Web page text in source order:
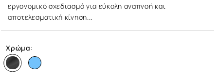
εργονομικό σχεδιασμό για εύκολη αναπνοή και
αποτελεσματική κίνηση...
Χρώμα: